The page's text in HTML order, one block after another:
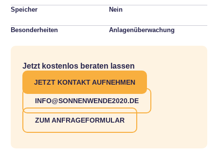
Speicher Nein
Besonderheiten Anlagenüberwachung
Jetzt kostenlos beraten lassen
JETZT KONTAKT AUFNEHMEN
INFO@SONNENWENDE2020.DE
ZUM ANFRAGEFORMULAR